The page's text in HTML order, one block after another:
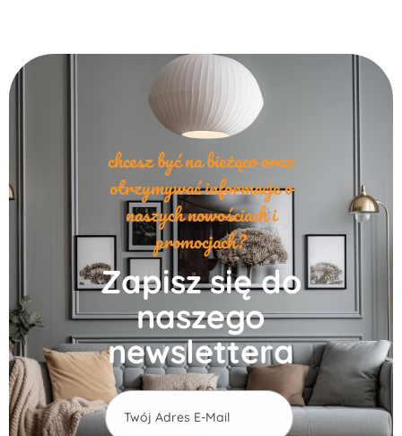
chcesz być na bieżąco oraz
otrzymywać informacje o
naszych nowościach i
promocjach?
Zapisz się do
naszego
newslettera